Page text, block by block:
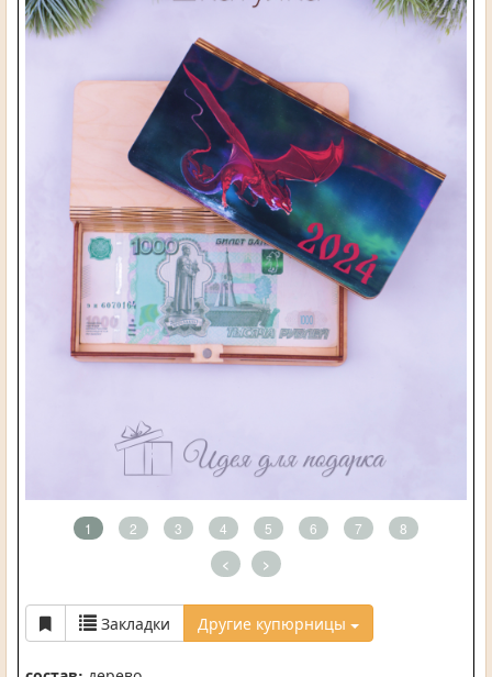
1 2 3 4 5 6 7 8
< >
Закладки Другие купюрницы